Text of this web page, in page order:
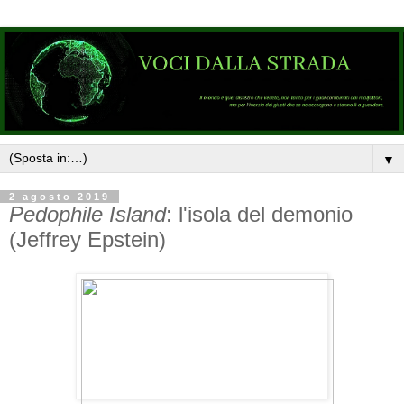
▼
2 agosto 2019
Pedophile Island: l'isola del demonio
(Jeffrey Epstein)